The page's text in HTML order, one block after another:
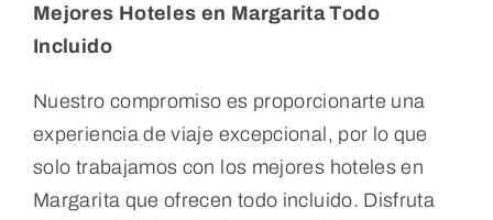
Mejores Hoteles en Margarita Todo
Incluido
Nuestro compromiso es proporcionarte una
experiencia de viaje excepcional, por lo que
solo trabajamos con los mejores hoteles en
Margarita que ofrecen todo incluido. Disfruta